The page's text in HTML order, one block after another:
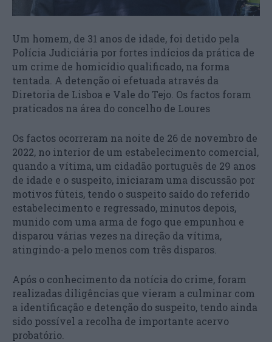
Um homem, de 31 anos de idade, foi detido pela
Polícia Judiciária por fortes indícios da prática de
um crime de homicídio qualificado, na forma
tentada. A detenção oi efetuada através da
Diretoria de Lisboa e Vale do Tejo. Os factos foram
praticados na área do concelho de Loures
Os factos ocorreram na noite de 26 de novembro de
2022, no interior de um estabelecimento comercial,
quando a vítima, um cidadão português de 29 anos
de idade e o suspeito, iniciaram uma discussão por
motivos fúteis, tendo o suspeito saído do referido
estabelecimento e regressado, minutos depois,
munido com uma arma de fogo que empunhou e
disparou várias vezes na direção da vítima,
atingindo-a pelo menos com três disparos.
Após o conhecimento da notícia do crime, foram
realizadas diligências que vieram a culminar com
a identificação e detenção do suspeito, tendo ainda
sido possível a recolha de importante acervo
probatório.